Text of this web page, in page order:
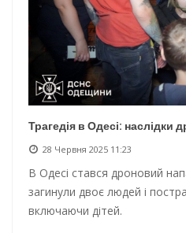
Трагедія в Одесі: наслідки
28 Червня 2025 11:23
В Одесі стався дроновий
загинули двоє людей і
включаючи дітей.